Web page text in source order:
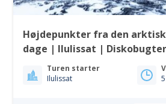
Højdepunkter fra den
dage | Ilulissat |
Turen starter
Ilulissat